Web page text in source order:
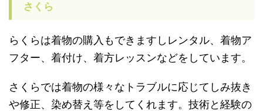
さくら
らくらは着物の購入もできますしレンタル、着物ア
フター、着付け、着方レッスンなどをしています。
さくらでは着物の様々なトラブルに応じてしみ抜き
や修正、染め替え等をしてくれます。技術と経験の